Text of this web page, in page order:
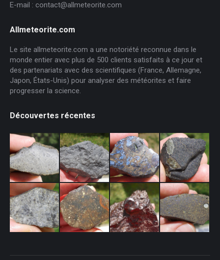
E-mail : contact@allmeteorite.com
Allmeteorite.com
Le site allmeteorite.com a une notoriété reconnue dans le
monde entier avec plus de 500 clients satisfaits à ce jour et
des partenariats avec des scientifiques (France, Allemagne,
Japon, États-Unis) pour analyser des météorites et faire
progresser la science.
Découvertes récentes